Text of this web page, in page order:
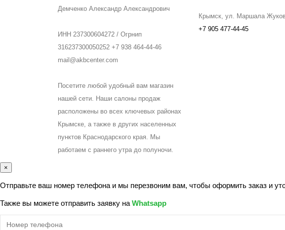
Демченко Александр Александрович
ИНН 237300604272 / Огрнип
316237300050252 +7 938 464-44-46
mail@akbcenter.com
Посетите любой удобный вам магазин
нашей сети. Наши салоны продаж
расположены во всех ключевых районах
Крымске, а также в других населенных
пунктов Краснодарского края. Мы
работаем с раннего утра до полуночи.
Крымск, ул. Маршала
+7 905 477-44-45
×
Отправьте ваш номер телефона и мы перезвоним вам, чтобы оформить заказ и
Также вы можете отправить заявку на Whatsapp